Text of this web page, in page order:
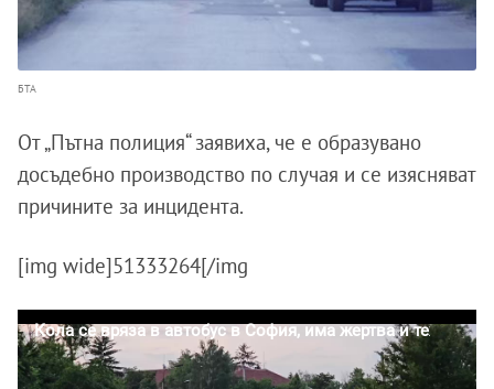
БТА
От „Пътна полиция“ заявиха, че е образувано
досъдебно производство по случая и се изясняват
причините за инцидента.
[img wide]51333264[/img